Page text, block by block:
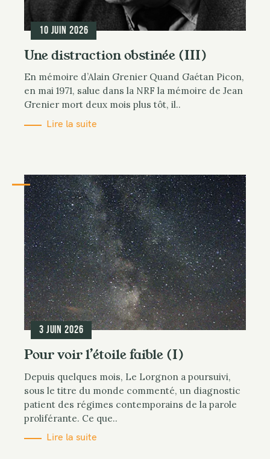
10 juin 2026
Une distraction obstinée (III)
En mémoire d’Alain Grenier Quand Gaétan Picon,
en mai 1971, salue dans la NRF la mémoire de Jean
Grenier mort deux mois plus tôt, il..
Lire la suite
3 juin 2026
Pour voir l’étoile faible (I)
Depuis quelques mois, Le Lorgnon a poursuivi,
sous le titre du monde commenté, un diagnostic
patient des régimes contemporains de la parole
proliférante. Ce que..
Lire la suite